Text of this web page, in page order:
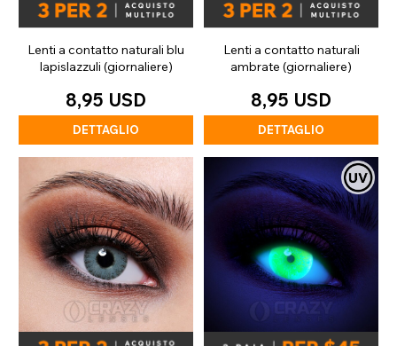
Lenti a contatto naturali blu
lapislazzuli (giornaliere)
8,95 USD
DETTAGLIO
Lenti a contatto naturali
ambrate (giornaliere)
8,95 USD
DETTAGLIO